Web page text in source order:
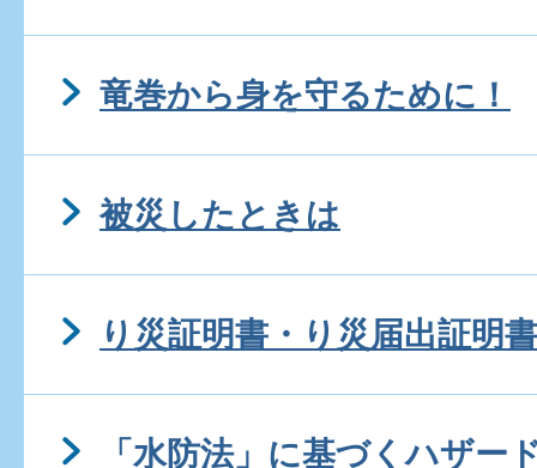
竜巻から身を守るために！
被災したときは
り災証明書・り災届出証明書
「水防法」に基づくハザー